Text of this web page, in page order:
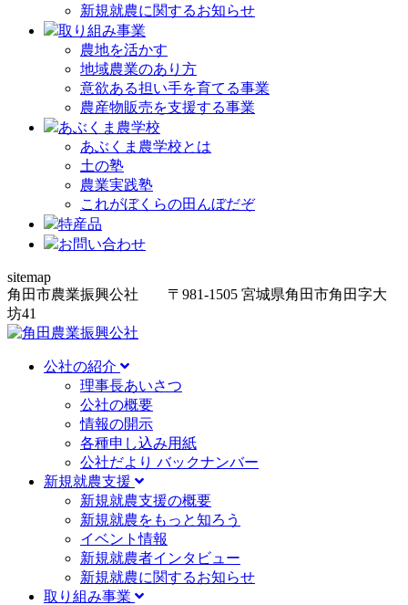
新規就農に関するお知らせ
取り組み事業
農地を活かす
地域農業のあり方
意欲ある担い手を育てる事業
農産物販売を支援する事業
あぶくま農学校
あぶくま農学校とは
土の塾
農業実践塾
これがぼくらの田んぼだぞ
特産品
お問い合わせ
sitemap
角田市農業振興公社 〒981-1505 宮城県角田市角田字大
坊41
公社の紹介
理事長あいさつ
公社の概要
情報の開示
各種申し込み用紙
公社だより バックナンバー
新規就農支援
新規就農支援の概要
新規就農をもっと知ろう
イベント情報
新規就農者インタビュー
新規就農に関するお知らせ
取り組み事業